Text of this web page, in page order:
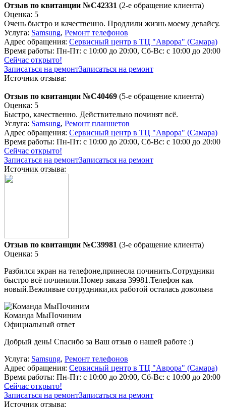
Отзыв по квитанции №C42331 (2-е обращение клиента)
Оценка: 5
Очень быстро и качественно. Продлили жизнь моему девайсу.
Услуга: Samsung, Ремонт телефонов
Адрес обращения: Сервисный центр в ТЦ "Аврора" (Самара)
Время работы: Пн-Пт: с 10:00 до 20:00, Сб-Вс: с 10:00 до 20:00
Сейчас открыто!
Записаться на ремонтЗаписаться на ремонт
Источник отзыва:
Отзыв по квитанции №C40469 (5-е обращение клиента)
Оценка: 5
Быстро, качественно. Действительно починят всё.
Услуга: Samsung, Ремонт планшетов
Адрес обращения: Сервисный центр в ТЦ "Аврора" (Самара)
Время работы: Пн-Пт: с 10:00 до 20:00, Сб-Вс: с 10:00 до 20:00
Сейчас открыто!
Записаться на ремонтЗаписаться на ремонт
Источник отзыва:
Отзыв по квитанции №C39981 (3-е обращение клиента)
Оценка: 5
Разбился экран на телефоне,принесла починить.Сотрудники
быстро всё починили.Номер заказа 39981.Телефон как
новый.Вежливые сотрудники,их работой осталась довольна
Команда МыПочиним
Официальный ответ
Добрый день! Спасибо за Ваш отзыв о нашей работе :)
Услуга: Samsung, Ремонт телефонов
Адрес обращения: Сервисный центр в ТЦ "Аврора" (Самара)
Время работы: Пн-Пт: с 10:00 до 20:00, Сб-Вс: с 10:00 до 20:00
Сейчас открыто!
Записаться на ремонтЗаписаться на ремонт
Источник отзыва: